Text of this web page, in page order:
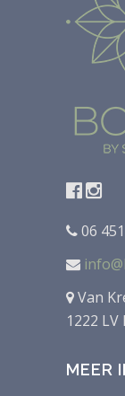
06
Van
1222
MEER